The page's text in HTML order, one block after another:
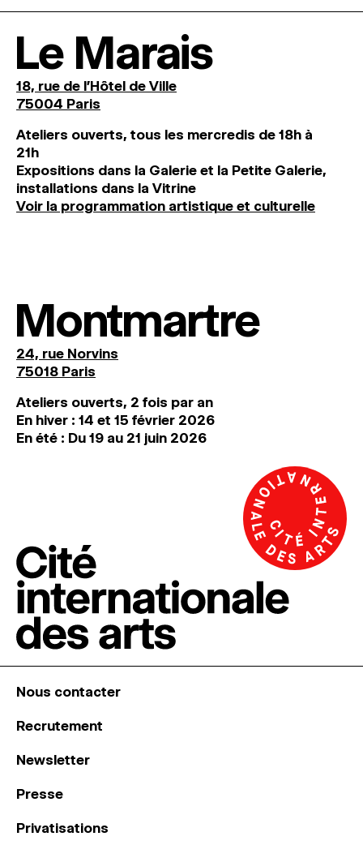
Le Marais
18, rue de l'Hôtel de Ville
75004 Paris
Ateliers ouverts, tous les mercredis de 18h à
21h
Expositions dans la Galerie et la Petite Galerie,
installations dans la Vitrine
Voir la programmation artistique et culturelle
Montmartre
24, rue Norvins
75018 Paris
Ateliers ouverts, 2 fois par an
En hiver : 14 et 15 février 2026
En été : Du 19 au 21 juin 2026
Nous contacter
Recrutement
Newsletter
Presse
Privatisations